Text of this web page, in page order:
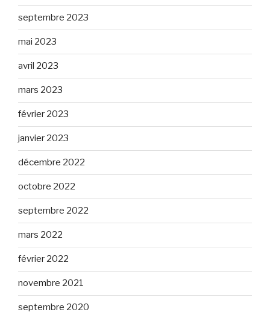
septembre 2023
mai 2023
avril 2023
mars 2023
février 2023
janvier 2023
décembre 2022
octobre 2022
septembre 2022
mars 2022
février 2022
novembre 2021
septembre 2020